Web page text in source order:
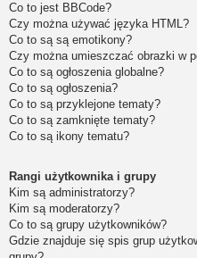
Co to jest BBCode?
Czy można używać języka HTML?
Co to są są emotikony?
Czy można umieszczać obrazki w
Co to są ogłoszenia globalne?
Co to są ogłoszenia?
Co to są przyklejone tematy?
Co to są zamknięte tematy?
Co to są ikony tematu?
Rangi użytkownika i grupy
Kim są administratorzy?
Kim są moderatorzy?
Co to są grupy użytkowników?
Gdzie znajduje się spis grup